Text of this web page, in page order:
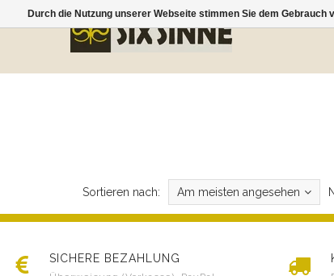
Sortieren nach: Am meisten angesehen
SICHERE BEZAHLUNG
Durch die Nutzung unserer Webseite stimmen Sie dem Gebrauch